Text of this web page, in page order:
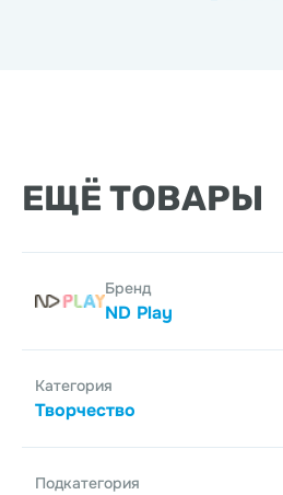
ЕЩЁ ТОВАРЫ
Бренд
ND Play
Категория
Творчество
Подкатегория